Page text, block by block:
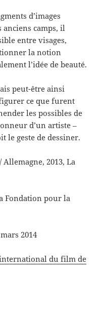
d’images
anciens camps, il
entre visages,
la notion
l’idée de beauté.
peut-être ainsi
ce que furent
les possibles de
d’un artiste –
le geste de dessiner.
2013, La
Fondation pour la
2014
du film de